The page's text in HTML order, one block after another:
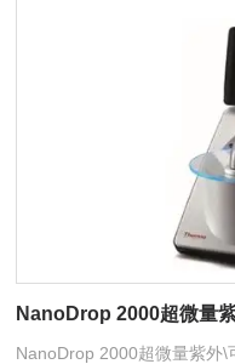
NanoDrop 2000超微量
NanoDrop 2000超微量紫外